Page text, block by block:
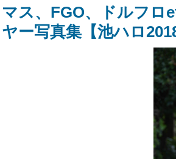
ス、FGO、ドルフ
ー写真集【池ハロ2018